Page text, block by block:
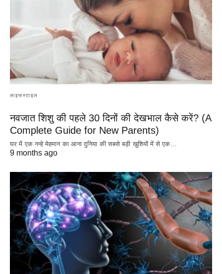
लाइफस्टाइल
नवजात शिशु की पहले 30 दिनों की देखभाल कैसे करें? (A
Complete Guide for New Parents)
घर में एक नन्हे मेहमान का आना दुनिया की सबसे बड़ी खुशियों में से एक…
9 months ago